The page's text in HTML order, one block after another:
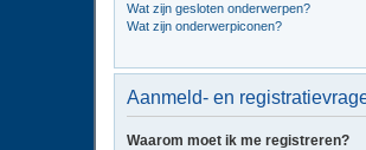
Wat zijn gesloten onderwerpen?
Wat zijn onderwerpiconen?
Aanmeld- en
Waarom moet ik me registreren?